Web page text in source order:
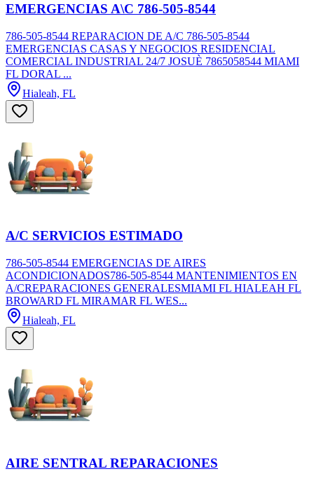
EMERGENCIAS A\C 786-505-8544
786-505-8544 REPARACION DE A/C 786-505-8544
EMERGENCIAS CASAS Y NEGOCIOS RESIDENCIAL
COMERCIAL INDUSTRIAL 24/7 JOSUÈ 7865058544 MIAMI
FL DORAL ...
Hialeah, FL
A/C SERVICIOS ESTIMADO
786-505-8544 EMERGENCIAS DE AIRES
ACONDICIONADOS786-505-8544 MANTENIMIENTOS EN
A/CREPARACIONES GENERALESMIAMI FL HIALEAH FL
BROWARD FL MIRAMAR FL WES...
Hialeah, FL
AIRE SENTRAL REPARACIONES